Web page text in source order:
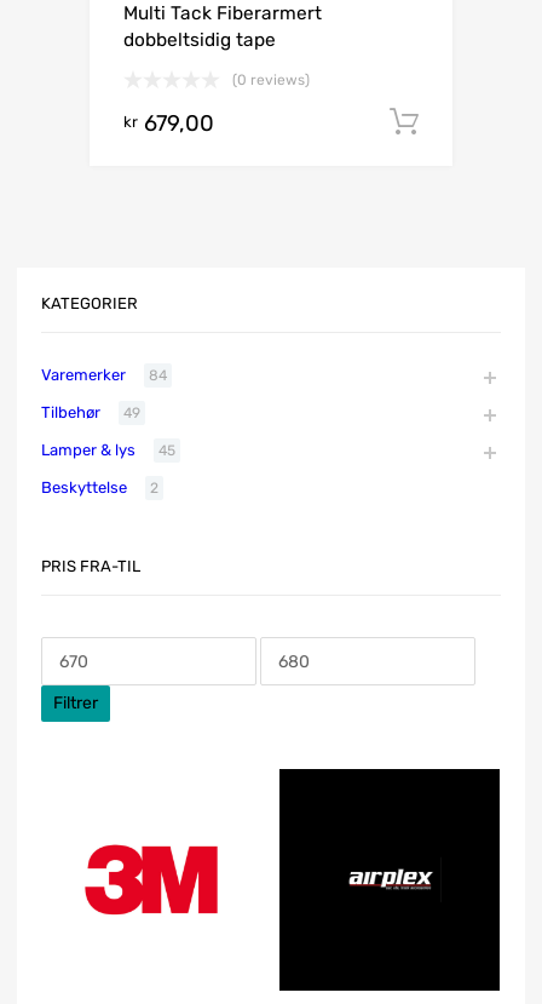
Multi Tack Fiberarmert
dobbeltsidig tape
(0 reviews)
kr 679,00
KATEGORIER
Varemerker 84
Tilbehør 49
Lamper & lys 45
Beskyttelse 2
PRIS FRA-TIL
Filtrer